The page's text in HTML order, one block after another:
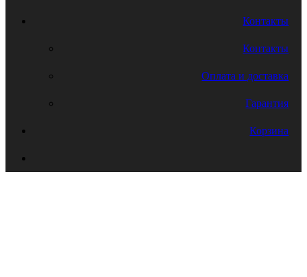
Контакты
Контакты
Оплата и доставка
Гарантия
Корзина